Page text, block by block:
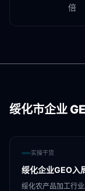
倍
绥化市企业
实操干货
绥化企业GEO入
绥化农产品加工行